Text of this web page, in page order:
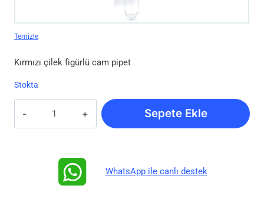
Temizle
Kırmızı çilek figürlü cam pipet
Stokta
Sepete Ekle
WhatsApp ile canlı destek